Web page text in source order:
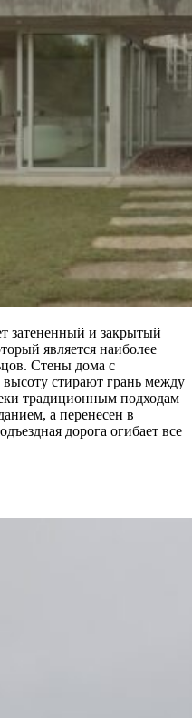
затененный и закрытый
является наиболее
Стены дома с
стирают грань между
традиционным подходам
а перенесен в
дорога огибает все